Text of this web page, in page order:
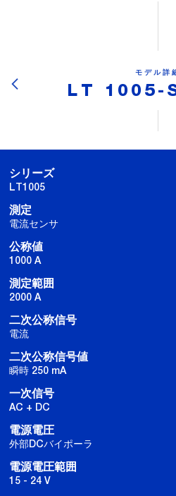
モデル詳
LT 1005-
シリーズ
LT1005
測定
電流センサ
公称値
1000 A
測定範囲
2000 A
二次公称信号
電流
二次公称信号値
瞬時 250 mA
一次信号
AC + DC
電源電圧
外部DCバイポーラ
電源電圧範囲
15 - 24 V